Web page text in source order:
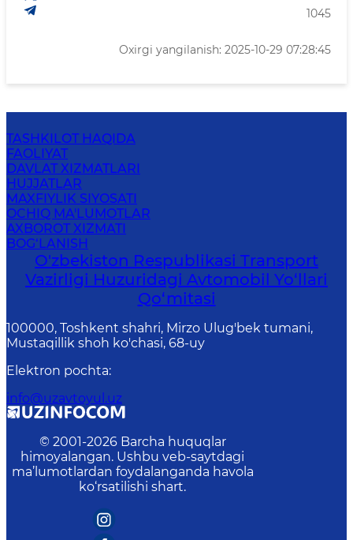
1045
Oxirgi yangilanish: 2025-10-29 07:28:45
TASHKILOT HAQIDA
FAOLIYAT
DAVLAT XIZMATLARI
HUJJATLAR
MAXFIYLIK SIYOSATI
OCHIQ MA'LUMOTLAR
AXBOROT XIZMATI
BOG‘LANISH
O'zbekiston Respublikasi Transport
Vazirligi Huzuridagi Avtomobil Yo‘llari
Qo‘mitasi
100000, Toshkent shahri, Mirzo Ulug'bek tumani,
Mustaqillik shoh ko'chasi, 68-uy
Elektron pochta:
info@uzavtoyul.uz
© 2001-2026 Barcha huquqlar
himoyalangan. Ushbu veb-saytdagi
ma’lumotlardan foydalanganda havola
ko‘rsatilishi shart.